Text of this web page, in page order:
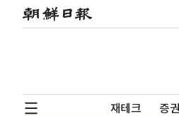
재테크 증권